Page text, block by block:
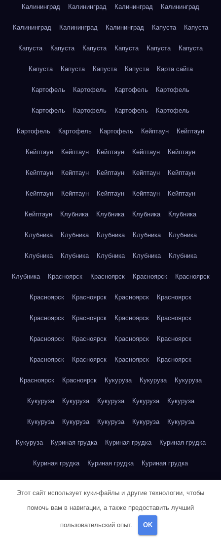
Калининград Калининград Калининград Калининград
Калининград Калининград Калининград Капуста Капуста
Капуста Капуста Капуста Капуста Капуста Капуста
Капуста Капуста Капуста Капуста Карта сайта
Картофель Картофель Картофель Картофель
Картофель Картофель Картофель Картофель
Картофель Картофель Картофель Кейптаун Кейптаун
Кейптаун Кейптаун Кейптаун Кейптаун Кейптаун
Кейптаун Кейптаун Кейптаун Кейптаун Кейптаун
Кейптаун Кейптаун Кейптаун Кейптаун Кейптаун
Кейптаун Клубника Клубника Клубника Клубника
Клубника Клубника Клубника Клубника Клубника
Клубника Клубника Клубника Клубника Клубника
Клубника Красноярск Красноярск Красноярск Красноярск
Красноярск Красноярск Красноярск Красноярск
Красноярск Красноярск Красноярск Красноярск
Красноярск Красноярск Красноярск Красноярск
Красноярск Красноярск Красноярск Красноярск
Красноярск Красноярск Кукуруза Кукуруза Кукуруза
Кукуруза Кукуруза Кукуруза Кукуруза Кукуруза
Кукуруза Кукуруза Кукуруза Кукуруза Кукуруза
Кукуруза Куриная грудка Куриная грудка Куриная грудка
Куриная грудка Куриная грудка Куриная грудка
Куриная грудка Куриная грудка Куриная грудка
Куриная грудка Куриная грудка Куриная грудка
Этот сайт использует куки-файлы и другие технологии, чтобы
помочь вам в навигации, а также предоставить лучший
пользовательский опыт. OK